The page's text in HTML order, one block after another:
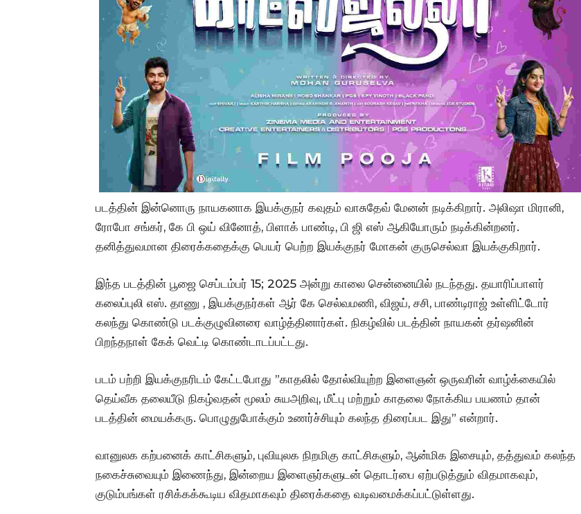
படத்தின் இன்னொரு நாயகனாக இயக்குநர் கவுதம் வாசுதேவ் மேனன் நடிக்கிறார். அலிஷா மிரானி,
ரோபோ சங்கர், கே பி ஒய் வினோத், பிளாக் பாண்டி, பி ஜி எஸ் ஆகியோரும் நடிக்கின்றனர்.
தனித்துவமான திரைக்கதைக்கு பெயர் பெற்ற இயக்குநர் மோகன் குருசெல்வா இயக்குகிறார்.
இந்த படத்தின் பூஜை செப்டம்பர் 15; 2025 அன்று காலை சென்னையில் நடந்தது. தயாரிப்பாளர்
கலைப்புலி எஸ். தாணு , இயக்குநர்கள் ஆர் கே செல்வமணி, விஜய், சசி, பாண்டிராஜ் உள்ளிட்டோர்
கலந்து கொண்டு படக்குழுவினரை வாழ்த்தினார்கள். நிகழ்வில் படத்தின் நாயகன் தர்ஷனின்
பிறந்தநாள் கேக் வெட்டி கொண்டாடப்பட்டது.
படம் பற்றி இயக்குநரிடம் கேட்டபோது ”காதலில் தோல்வியுற்ற இளைஞன் ஒருவரின் வாழ்க்கையில்
தெய்வீக தலையீடு நிகழ்வதன் மூலம் சுயஅறிவு, மீட்பு மற்றும் காதலை நோக்கிய பயணம் தான்
படத்தின் மையக்கரு. பொழுதுபோக்கும் உணர்ச்சியும் கலந்த திரைப்பட இது” என்றார்.
வானுலக கற்பனைக் காட்சிகளும், புவியுலக நிறமிகு காட்சிகளும், ஆன்மிக இசையும், தத்துவம் கலந்த
நகைச்சுவையும் இணைந்து, இன்றைய இளைஞர்களுடன் தொடர்பை ஏற்படுத்தும் விதமாகவும்,
குடும்பங்கள் ரசிக்கக்கூடிய விதமாகவும் திரைக்கதை வடிவமைக்கப்பட்டுள்ளது.